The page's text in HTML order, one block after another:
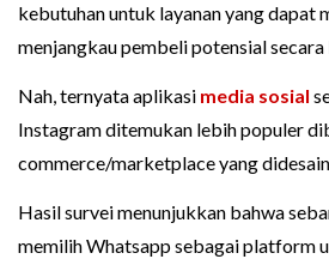
kebutuhan untuk layanan yang dapat
menjangkau pembeli potensial secara
Nah, ternyata aplikasi media sosial
Instagram ditemukan lebih populer
commerce/marketplace yang
Hasil survei menunjukkan bahwa
memilih Whatsapp sebagai platform